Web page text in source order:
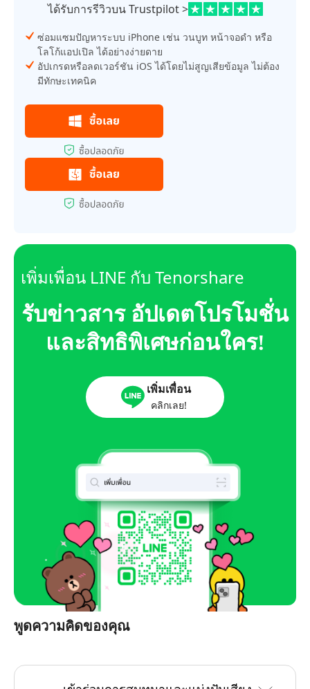
ได้รับการรีวิวบน Trustpilot >
ซ่อมแซมปัญหาระบบ iPhone เช่น วนบูท หน้าจอดำ หรือ
โลโก้แอปเปิล ได้อย่างง่ายดาย
อัปเกรดหรือลดเวอร์ชัน iOS ได้โดยไม่สูญเสียข้อมูล ไม่ต้อง
มีทักษะเทคนิค
เพิ่มเพื่อน LINE กับ Tenorshare
รับข่าวสาร อัปเดตโปรโมชั่น
และสิทธิพิเศษก่อนใคร!
เพิ่มเพื่อน
คลิกเลย!
พูดความคิดของคุณ